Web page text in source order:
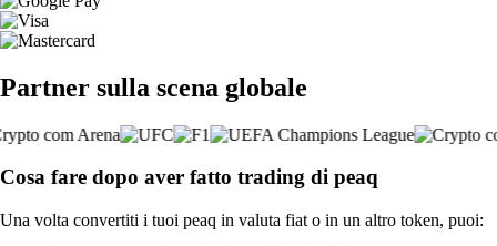
Partner sulla scena globale
Cosa fare dopo aver fatto trading di peaq
Una volta convertiti i tuoi peaq in valuta fiat o in un altro token, puoi: